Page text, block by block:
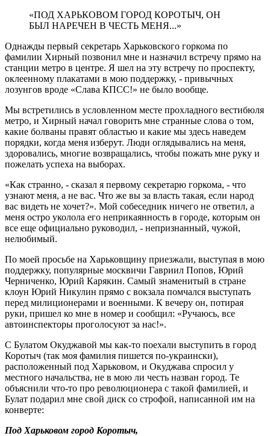
«ПОД ХАРЬКОВОМ ГОРОД КОРОТЫЧ, ОН
БЫЛ НАРЕЧЕН В ЧЕСТЬ МЕНЯ...»
Однажды первый секретарь Харьковского горкома по
фамилии Хирный позвонил мне и назначил встречу прямо на
станции метро в центре. Я шел на эту встречу по проспекту,
оклеенному плакатами в мою поддержку, - привычных
лозунгов вроде «Слава КПСС!» не было вообще.
Мы встретились в условленном месте прохладного вестибюля
метро, и Хирный начал говорить мне странные слова о том,
какие болваны правят областью и какие мы здесь наведем
порядки, когда меня изберут. Люди оглядывались на меня,
здоровались, многие возвращались, чтобы пожать мне руку и
пожелать успеха на выборах.
«Как странно, - сказал я первому секретарю горкома, - что
узнают меня, а не вас. Что же вы за власть такая, если народ
вас видеть не хочет?». Мой собеседник ничего не ответил, а
меня остро уколола его неприкаянность в городе, которым он
все еще официально руководил, - непризнанный, чужой,
нелюбимый.
По моей просьбе на Харьковщину приезжали, выступая в мою
поддержку, популярные москвичи Гавриил Попов, Юрий
Черниченко, Юрий Карякин. Самый знаменитый в стране
клоун Юрий Никулин прямо с вокзала помчался выступать
перед милиционерами и военными. К вечеру он, потирая
руки, пришел ко мне в номер и сообщил: «Ручаюсь, все
автоинспекторы проголосуют за нас!».
С Булатом Окуджавой мы как-то поехали выступить в город
Коротыч (так моя фамилия пишется по-украински),
расположенный под Харьковом, и Окуджава спросил у
местного начальства, не в мою ли честь назван город. Те
объяснили что-то про революционера с такой фамилией, и
Булат подарил мне свой диск со строфой, написанной им на
конверте:
Под Харьковом город Коротыч,